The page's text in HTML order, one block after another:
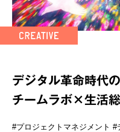
デジタル革命時代
チームラボ×生活
#プロジェクトマネジメント #